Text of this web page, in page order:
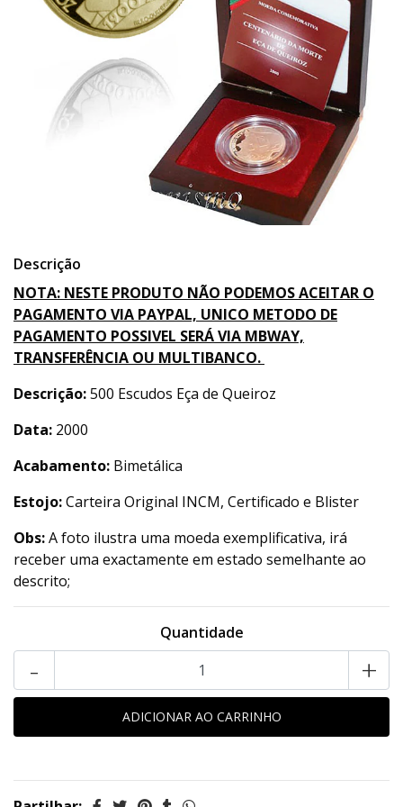
Descrição
NOTA: NESTE PRODUTO NÃO PODEMOS ACEITAR O
PAGAMENTO VIA PAYPAL, UNICO METODO DE
PAGAMENTO POSSIVEL SERÁ VIA MBWAY,
TRANSFERÊNCIA OU MULTIBANCO.
Descrição:500 Escudos Eça de Queiroz
Data: 2000
Acabamento: Bimetálica
Estojo:Carteira Original INCM, Certificado e Blister
Obs:A foto ilustra uma moeda exemplificativa, irá
receber uma exactamente em estado semelhante ao
descrito;
Quantidade
- +